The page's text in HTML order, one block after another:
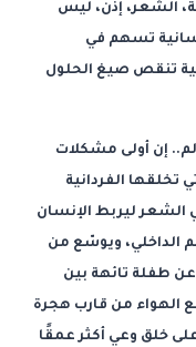
الشعر، إذن، ليس
تسهم في
تنقص صيغ الحلول
إن أولى مشكلات
تخلقها الفردانية
الشعر ليربط الإنسان
الداخلي، ويوسّع من
طفلة تائهة بين
الهواء من قارب هجرة
خلق وعيٍ أكثر عمقًا